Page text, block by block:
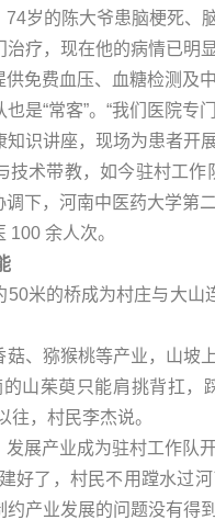
岁的陈大爷患脑梗死
疗，现在他的病情已明
免费血压、血糖检测及
是“常客”。“我们医院
识讲座，现场为患者开
技术带教，如今驻村工
下，河南中医药大学第
余人次。
米的桥成为村庄与大山
、猕猴桃等产业，山坡
山茱萸只能肩挑背扛
往，村民李杰说。
展产业成为驻村工作队
好了，村民不用蹚水过
产业发展的问题没有得